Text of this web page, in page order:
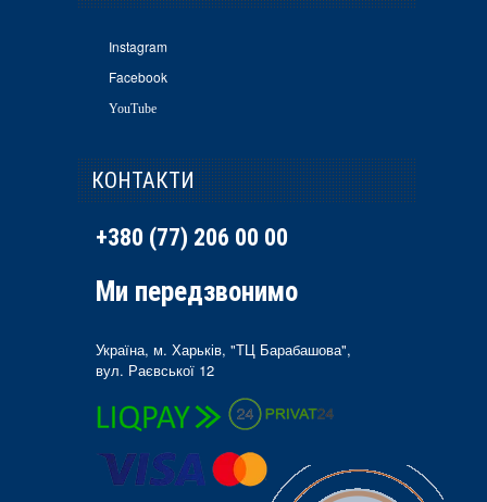
Instagram
Facebook
YouTube
КОНТАКТИ
+380 (77) 206 00 00
Ми передзвонимо
Україна, м. Харьків, "ТЦ Барабашова",
вул. Раєвської 12